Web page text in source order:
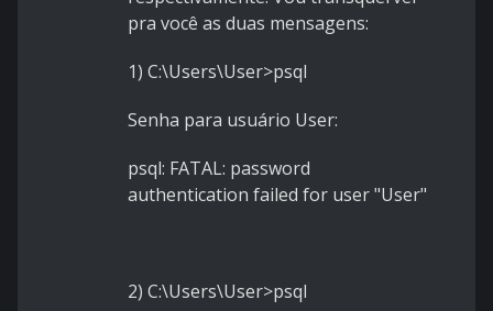
pra você as duas mensagens:
1) C:\Users\User>psql
Senha para usuário User:
psql: FATAL: password
authentication failed for user "User"
2) C:\Users\User>psql